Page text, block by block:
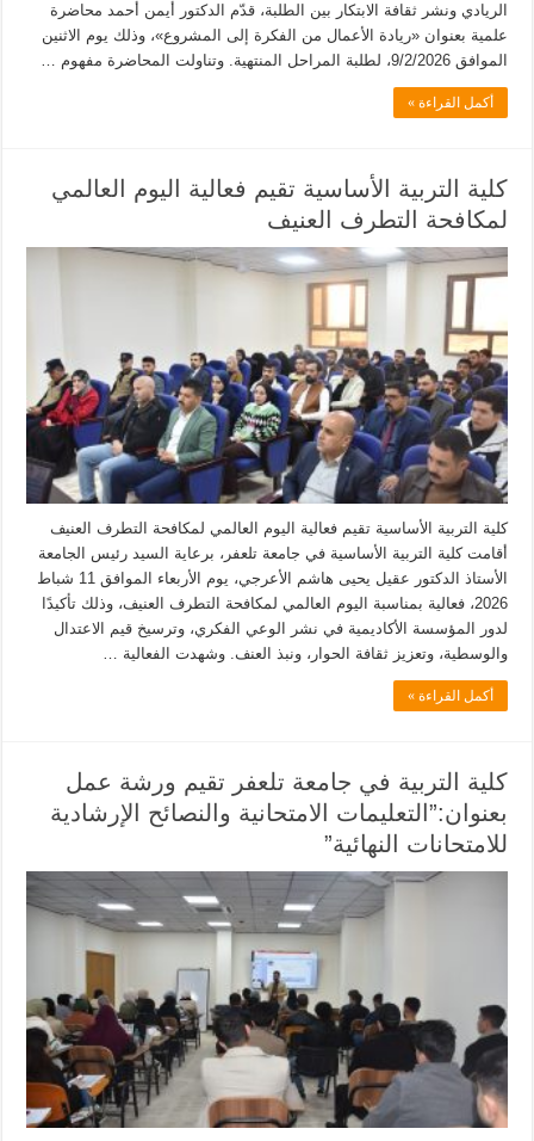
الريادي ونشر ثقافة الابتكار بين الطلبة، قدّم الدكتور أيمن أحمد محاضرة
علمية بعنوان «ريادة الأعمال من الفكرة إلى المشروع»، وذلك يوم الاثنين
الموافق 9/2/2026، لطلبة المراحل المنتهية. وتناولت المحاضرة مفهوم …
أكمل القراءة »
كلية التربية الأساسية تقيم فعالية اليوم العالمي
لمكافحة التطرف العنيف
كلية التربية الأساسية تقيم فعالية اليوم العالمي لمكافحة التطرف العنيف
أقامت كلية التربية الأساسية في جامعة تلعفر، برعاية السيد رئيس الجامعة
الأستاذ الدكتور عقيل يحيى هاشم الأعرجي، يوم الأربعاء الموافق 11 شباط
2026، فعالية بمناسبة اليوم العالمي لمكافحة التطرف العنيف، وذلك تأكيدًا
لدور المؤسسة الأكاديمية في نشر الوعي الفكري، وترسيخ قيم الاعتدال
والوسطية، وتعزيز ثقافة الحوار، ونبذ العنف. وشهدت الفعالية …
أكمل القراءة »
كلية التربية في جامعة تلعفر تقيم ورشة عمل
بعنوان:”التعليمات الامتحانية والنصائح الإرشادية
للامتحانات النهائية”